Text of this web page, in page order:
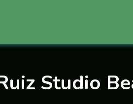
Studio